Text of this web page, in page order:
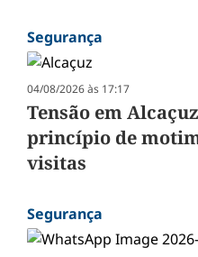
Segurança
04/08/2026 às 17:17
Tensão em
princípio de
visitas
Segurança